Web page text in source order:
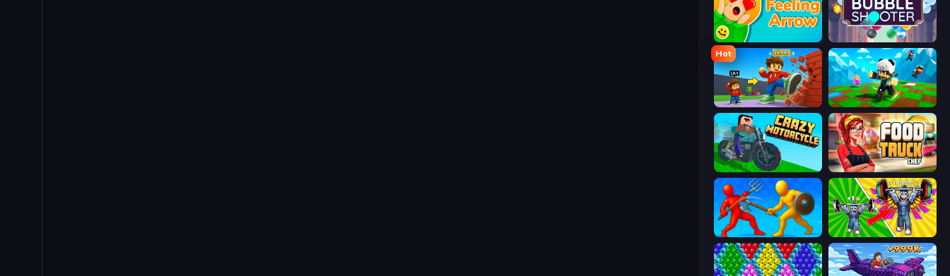
Feeling Arrow
Hot
Obby: +1 Click Wall Breaker Robby: Many Games
Crazy Motorcycle Food Truck Chef™: A Fun Cooking Game
Epic Sword Battle! Fight in Arena Obby: Gym Simulator, Escape